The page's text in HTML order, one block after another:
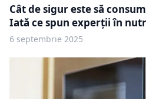
Cât de sigur este să
Iată ce spun experții în
6 septembrie 2025